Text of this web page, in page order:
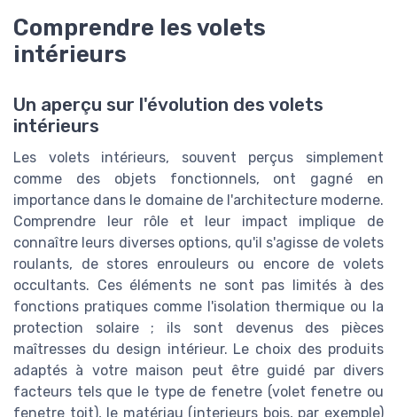
Comprendre les volets
intérieurs
Un aperçu sur l'évolution des volets
intérieurs
Les volets intérieurs, souvent perçus simplement
comme des objets fonctionnels, ont gagné en
importance dans le domaine de l'architecture moderne.
Comprendre leur rôle et leur impact implique de
connaître leurs diverses options, qu'il s'agisse de volets
roulants, de stores enrouleurs ou encore de volets
occultants. Ces éléments ne sont pas limités à des
fonctions pratiques comme l'isolation thermique ou la
protection solaire ; ils sont devenus des pièces
maîtresses du design intérieur. Le choix des produits
adaptés à votre maison peut être guidé par divers
facteurs tels que le type de fenetre (volet fenetre ou
fenetre toit), le matériau (interieurs bois, par exemple)